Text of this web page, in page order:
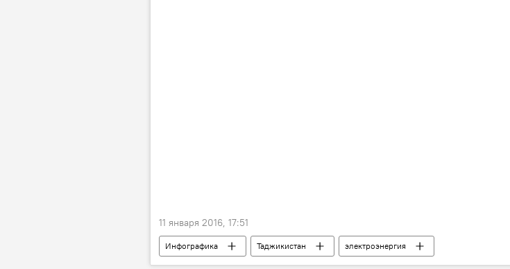
11 января 2016, 17:51
Инфографика Таджикистан электроэнергия